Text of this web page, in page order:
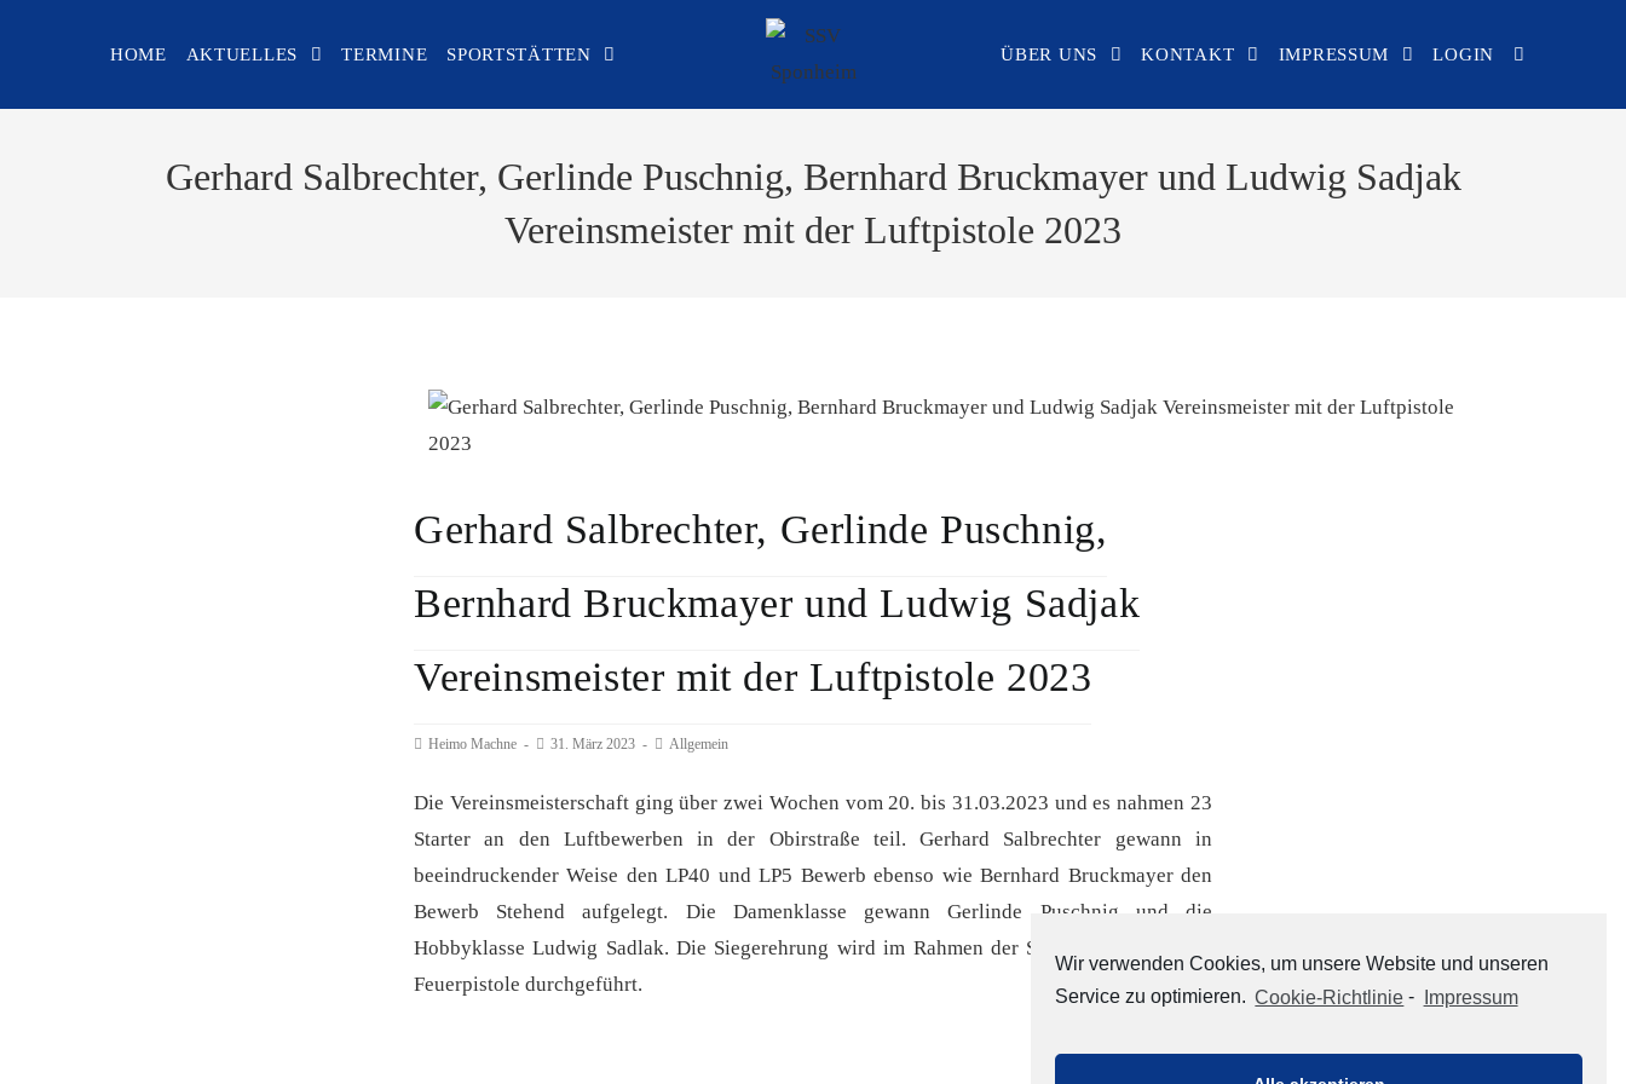
Wir verwenden Cookies, um unsere Website und unseren
Service zu optimieren. Cookie-Richtlinie - Impressum
HOME AKTUELLES TERMINE SPORTSTÄTTEN ÜBER UNS KONTAKT IMPRESSUM LOGIN
Gerhard Salbrechter, Gerlinde Puschnig, Bernhard Bruckmayer und Ludwig Sadjak
Vereinsmeister mit der Luftpistole 2023
Gerhard Salbrechter, Gerlinde Puschnig,
Bernhard Bruckmayer und Ludwig Sadjak
Vereinsmeister mit der Luftpistole 2023
Beitrags-
Heimo Machne
Beitrag
31. März 2023
Beitrags-
Allgemein
Die Vereinsmeisterschaft ging über zwei Wochen vom 20. bis 31.03.2023 und es nahmen 23
Starter an den Luftbewerben in der Obirstraße teil. Gerhard Salbrechter gewann in
beeindruckender Weise den LP40 und LP5 Bewerb ebenso wie Bernhard Bruckmayer den
Bewerb Stehend aufgelegt. Die Damenklasse gewann Gerlinde Puschnig und die
Hobbyklasse Ludwig Sadlak. Die Siegerehrung wird im Rahmen der Siegerehrung mit der
Feuerpistole durchgeführt.